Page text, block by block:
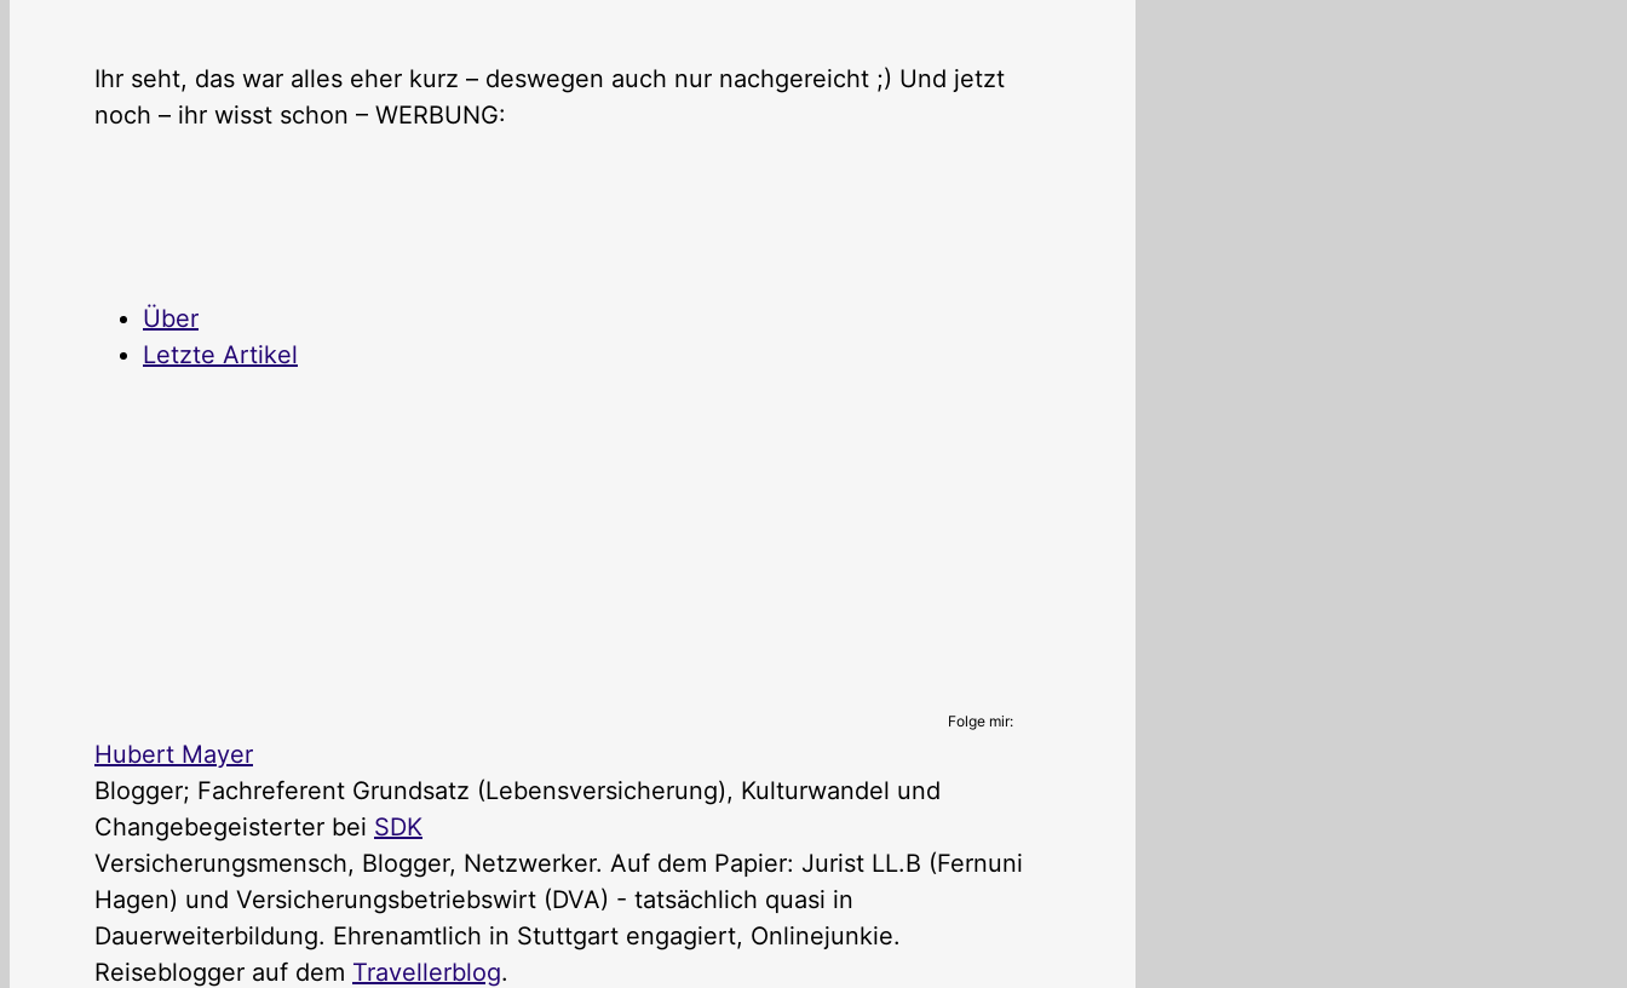
Ihr seht, das war alles eher kurz – deswegen auch nur nachgereicht ;) Und jetzt
noch – ihr wisst schon – WERBUNG:
Über
Letzte Artikel
Folge mir:
Hubert Mayer
Blogger; Fachreferent Grundsatz (Lebensversicherung), Kulturwandel und
Changebegeisterter bei SDK
Versicherungsmensch, Blogger, Netzwerker. Auf dem Papier: Jurist LL.B (Fernuni
Hagen) und Versicherungsbetriebswirt (DVA) - tatsächlich quasi in
Dauerweiterbildung. Ehrenamtlich in Stuttgart engagiert, Onlinejunkie.
Reiseblogger auf dem Travellerblog.